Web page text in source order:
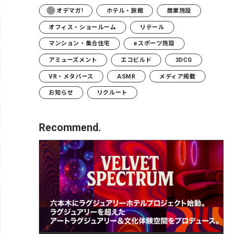
オデマガ! ホテル・旅館 商業施設
オフィス・ショールーム リテール
マンション・集合住宅 eスポーツ施設
アミューズメント エコビルド 3DCG
VR・メタバース ASMR メディア掲載
お知らせ リクルート
Recommend.